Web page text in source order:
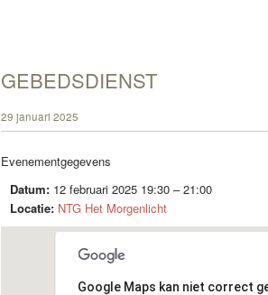
GEBEDSDIENST
29 januari 2025
Evenementgegevens
Datum: 12 februari 2025 19:30–21:00
Locatie: NTG Het Morgenlicht
Google Maps kan niet correct